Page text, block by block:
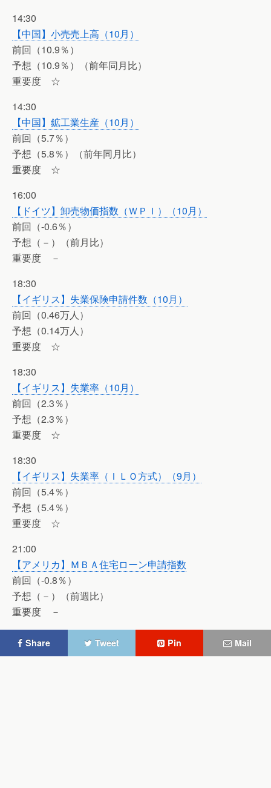
14:30
【中国】小売売上高（10月）
前回（10.9％）
予想（10.9％）（前年同月比）
重要度 ☆
14:30
【中国】鉱工業生産（10月）
前回（5.7％）
予想（5.8％）（前年同月比）
重要度 ☆
16:00
【ドイツ】卸売物価指数（ＷＰＩ）（10月）
前回（-0.6％）
予想（－）（前月比）
重要度 －
18:30
【イギリス】失業保険申請件数（10月）
前回（0.46万人）
予想（0.14万人）
重要度 ☆
18:30
【イギリス】失業率（10月）
前回（2.3％）
予想（2.3％）
重要度 ☆
18:30
【イギリス】失業率（ＩＬＯ方式）（9月）
前回（5.4％）
予想（5.4％）
重要度 ☆
21:00
【アメリカ】ＭＢＡ住宅ローン申請指数
前回（-0.8％）
予想（－）（前週比）
重要度 －
Share Tweet Pin Mail